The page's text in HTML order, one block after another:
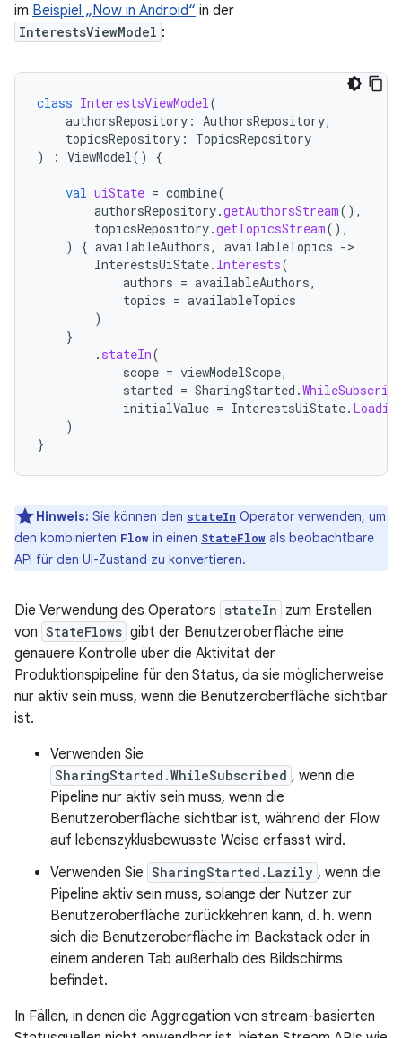
im Beispiel „Now in Android“ in der
InterestsViewModel :
class InterestsViewModel (
authorsRepository : AuthorsRepository,
topicsRepository :
TopicsRepository
)
: ViewModel () {
val uiState = combine(
authorsRepository.getAuthorsStream(),
topicsRepository.getTopicsStream(),
)
{ availableAuthors, availableTopics -
InterestsUiState. Interests(
authors = availableAuthors,
topics = availableTopics
)
}
. stateIn(
scope = viewModelScope,
started = SharingStarted .
initialValue = InterestsUiState.
)
}
Hinweis: Sie können den stateIn Operator verwenden, um
den kombinierten Flow in einen StateFlow als beobachtbare
API für den UI-Zustand zu konvertieren.
Die Verwendung des Operators stateIn zum Erstellen
von StateFlows gibt der Benutzeroberfläche eine
genauere Kontrolle über die Aktivität der
Produktionspipeline für den Status, da sie möglicherweise
nur aktiv sein muss, wenn die Benutzeroberfläche sichtbar
ist.
Verwenden Sie
SharingStarted.WhileSubscribed , wenn die
Pipeline nur aktiv sein muss, wenn die
Benutzeroberfläche sichtbar ist, während der Flow
auf lebenszyklusbewusste Weise erfasst wird.
Verwenden Sie SharingStarted.Lazily , wenn die
Pipeline aktiv sein muss, solange der Nutzer zur
Benutzeroberfläche zurückkehren kann, d. h. wenn
sich die Benutzeroberfläche im Backstack oder in
einem anderen Tab außerhalb des Bildschirms
befindet.
In Fällen, in denen die Aggregation von stream-basierten